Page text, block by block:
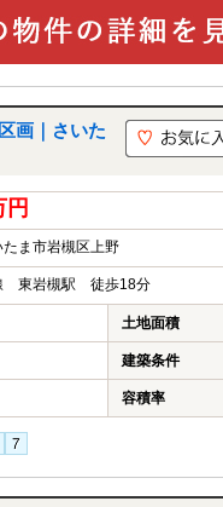
画｜さいた
円
ま市岩槻区上野
東岩槻駅 徒歩18分
土地面積
建築条件
容積率